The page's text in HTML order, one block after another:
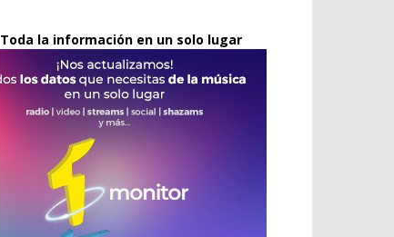
Toda la información en un solo lugar